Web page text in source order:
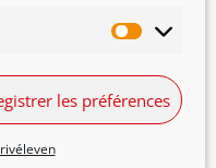
Marketing
les préférences